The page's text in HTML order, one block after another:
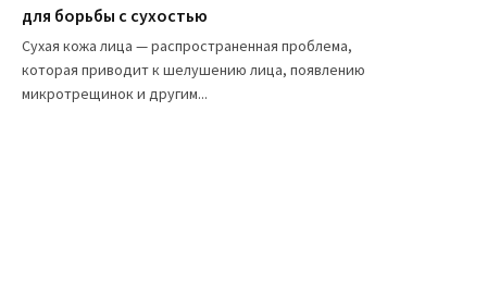
для борьбы с сухостью
Сухая кожа лица — распространенная проблема,
которая приводит к шелушению лица, появлению
микротрещинок и другим...